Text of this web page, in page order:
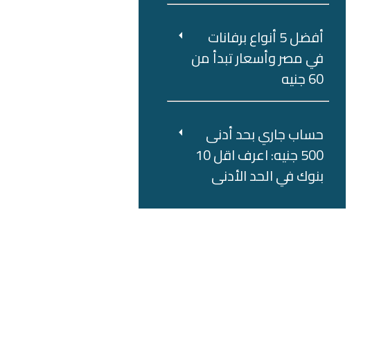
أفضل 5 أنواع برفانات
في مصر وأسعار تبدأ من
60 جنيه
حساب جاري بحد أدنى
500 جنيه: اعرف اقل 10
بنوك في الحد الأدنى